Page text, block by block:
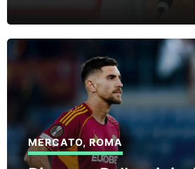
MERCATO,ROMA